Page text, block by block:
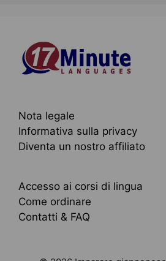
Nota legale
Informativa sulla privacy
Diventa un nostro affiliato
Accesso ai corsi di lingua
Come ordinare
Contatti & FAQ